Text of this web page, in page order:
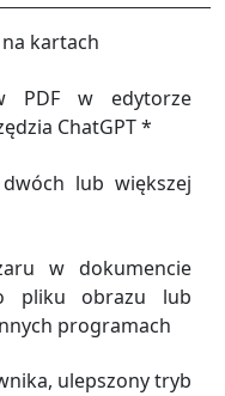
kartach
PDF w edytorze
ChatGPT *
lub większej
w dokumencie
pliku obrazu lub
programach
ulepszony tryb